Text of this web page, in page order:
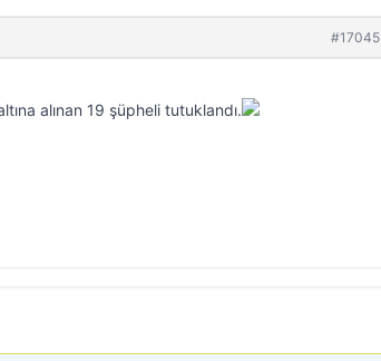
#17045
alınan 19 şüpheli tutuklandı.